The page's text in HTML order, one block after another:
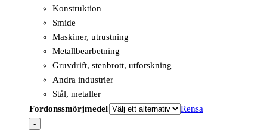
Konstruktion
Smide
Maskiner, utrustning
Metallbearbetning
Gruvdrift, stenbrott, utforskning
Andra industrier
Stål, metaller
Fordonssmörjmedel
Rensa
-